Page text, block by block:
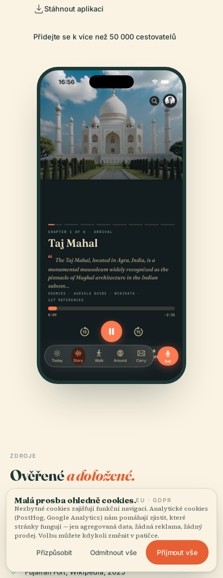
Stáhnout aplikaci
Přidejte se k více než 50 000 cestovatelů
ZDROJE
Ověřenéa doložené.
Vyrešeršováno a sepsáno redakčním týmem Audiala z
historických záznamů, architektonických archivů a
místních znalostí.
Naposledy revidováno: April 2026
Fujairah Fort, Wikipedia, 2025
Malá prosba ohledně cookies.EU · GDPR
Nezbytné cookies zajišťují funkční navigaci. Analytické cookies
(PostHog, Google Analytics) nám pomáhají zjistit, které
stránky fungují — jen agregovaná data, žádná reklama, žádný
prodej. Volbu můžete kdykoli změnit v patičce.
Přizpůsobit Odmítnout vše Přijmout vše